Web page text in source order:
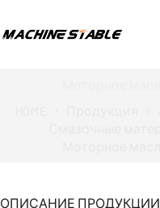
сути
ОПИСАНИЕ ПРОДУКЦИИ